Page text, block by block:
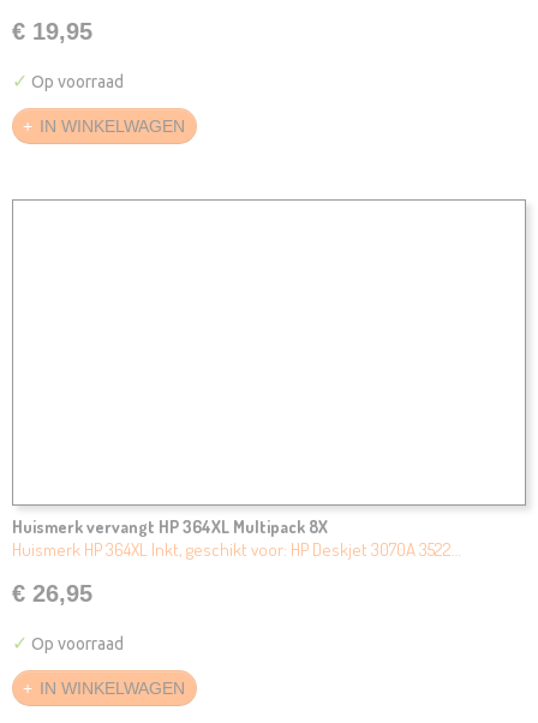
€ 19,95
✓ Op voorraad
IN WINKELWAGEN
Huismerk vervangt HP 364XL Multipack 8X
Huismerk HP 364XL Inkt, geschikt voor: HP Deskjet 3070A 3522…
€ 26,95
✓ Op voorraad
IN WINKELWAGEN